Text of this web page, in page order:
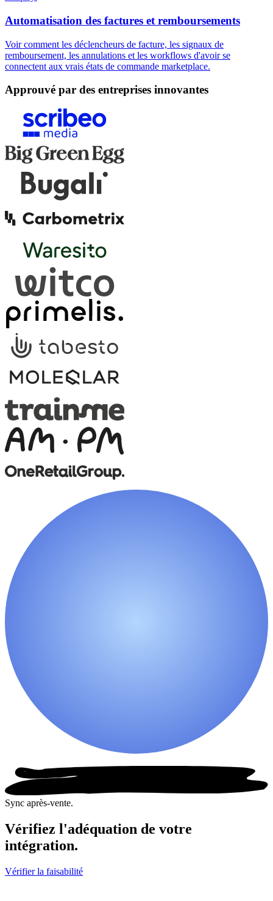
Automatisation des factures et remboursements
Voir comment les déclencheurs de facture, les signaux de
remboursement, les annulations et les workflows d'avoir se
connectent aux vrais états de commande marketplace.
Approuvé par des entreprises innovantes
Sync après-vente.
Vérifiez l'adéquation de votre
intégration.
Vérifier la faisabilité